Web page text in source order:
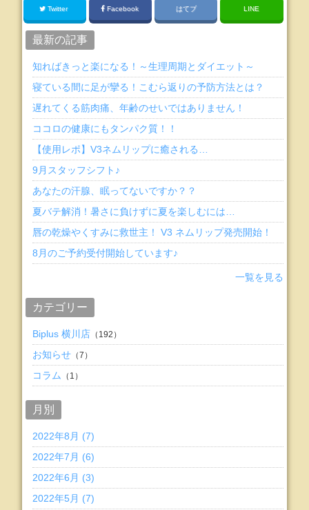
Twitter Facebook はてブ LINE
最新の記事
知ればきっと楽になる！～生理周期とダイエット～
寝ている間に足が攣る！こむら返りの予防方法とは？
遅れてくる筋肉痛、年齢のせいではありません！
ココロの健康にもタンパク質！！
【使用レポ】V3ネムリップに癒される…
9月スタッフシフト♪
あなたの汗腺、眠ってないですか？？
夏バテ解消！暑さに負けずに夏を楽しむには…
唇の乾燥やくすみに救世主！ V3 ネムリップ発売開始！
8月のご予約受付開始しています♪
一覧を見る
カテゴリー
Biplus 横川店 （192）
お知らせ （7）
コラム （1）
月別
2022年8月 (7)
2022年7月 (6)
2022年6月 (3)
2022年5月 (7)